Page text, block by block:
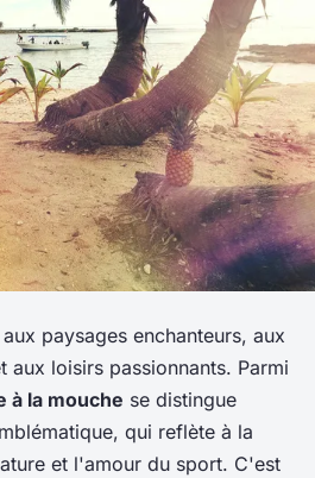
paysages enchanteurs, aux
aux loisirs passionnants. Parmi
à la mouche se distingue
qui reflète à la
et l'amour du sport. C'est